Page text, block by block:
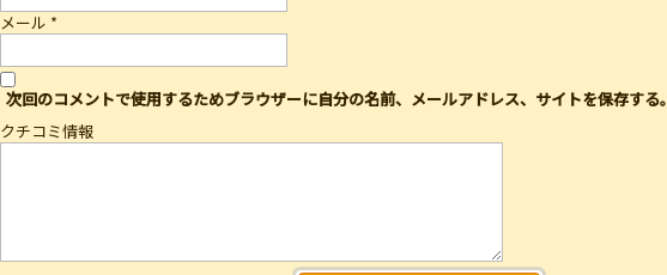
メール *
次回のコメントで使用するためブラウザーに自分の名前、メールアドレス、サイトを保存する。
クチコミ情報